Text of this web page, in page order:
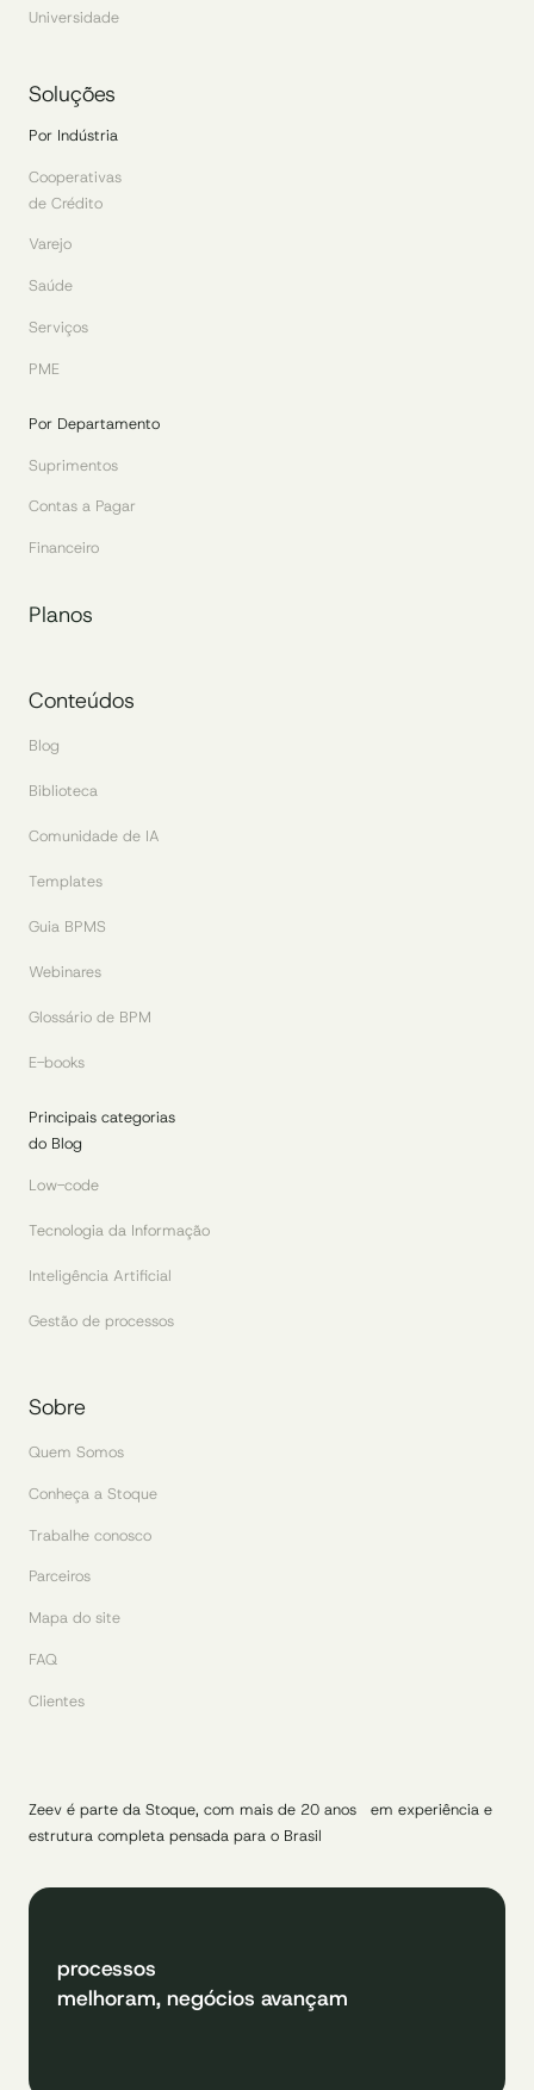
Universidade
Soluções
Por Indústria
Cooperativas
de Crédito
Varejo
Saúde
Serviços
PME
Por Departamento
Suprimentos
Contas a Pagar
Financeiro
Planos
Conteúdos
Blog
Biblioteca
Comunidade de IA
Templates
Guia BPMS
Webinares
Glossário de BPM
E-books
Principais categorias
do Blog
Low-code
Tecnologia da Informação
Inteligência Artificial
Gestão de processos
Sobre
Quem Somos
Conheça a Stoque
Trabalhe conosco
Parceiros
Mapa do site
FAQ
Clientes
Zeev é parte da Stoque, com mais de 20 anos em experiência e
estrutura completa pensada para o Brasil
processos
melhoram, negócios avançam